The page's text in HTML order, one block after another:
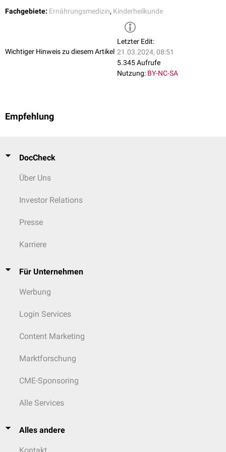
Muttermilch verwendet werden.
Allgemein ist der Einsatz von Folgenahrung nicht notwendig, da das Kind
weiter gestillt werden bzw. Säuglingsanfangsnahrung bis zum Ende des
ersten Lebensjahres gefüttert werden kann.
Fachgebiete: Ernährungsmedizin, Kinderheilkunde
Wichtiger Hinweis zu diesem Artikel
Letzter Edit:
21.03.2024, 08:51
5.345 Aufrufe
Nutzung: BY-NC-SA
Empfehlung
DocCheck
Über Uns
Investor Relations
Presse
Karriere
Für Unternehmen
Werbung
Login Services
Content Marketing
Marktforschung
CME-Sponsoring
Alle Services
Alles andere